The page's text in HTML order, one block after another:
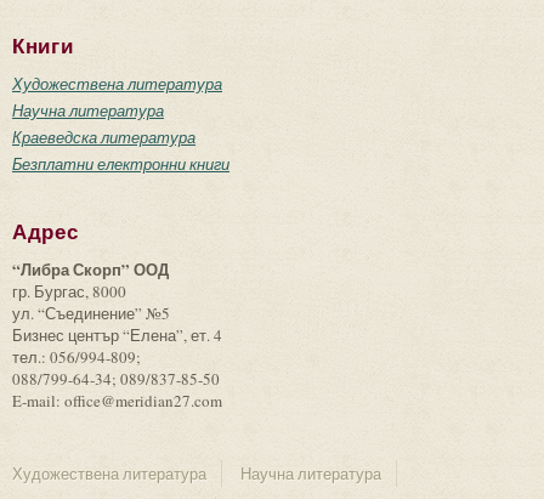
Книги
Художествена литература
Научна литература
Краеведска литература
Безплатни електронни книги
Адрес
“Либра Скорп” ООД
гр. Бургас, 8000
ул. “Съединение” №5
Бизнес център “Елена”, ет. 4
тел.: 056/994-809;
088/799-64-34; 089/837-85-50
E-mail: office@meridian27.com
Художествена литература Научна литература